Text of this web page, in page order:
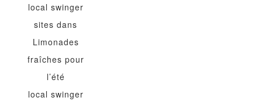
local swinger
sites dans
Limonades
fraîches pour
l’été
local swinger